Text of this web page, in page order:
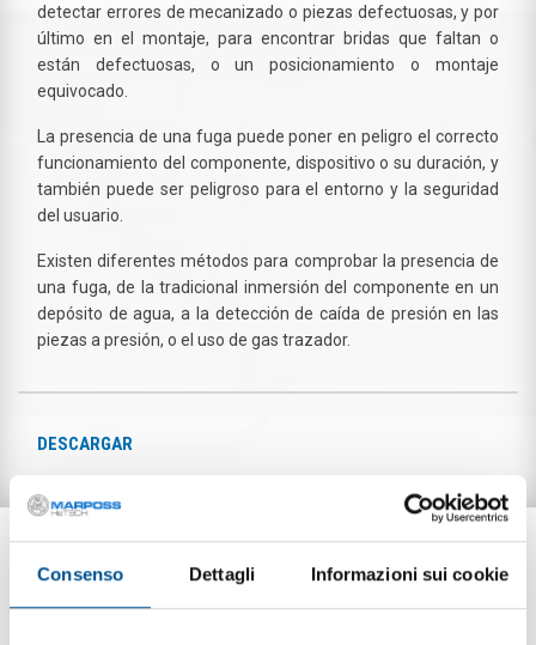
Consenso Dettagli Informazioni sui cookie
detectar errores de mecanizado o piezas defectuosas, y por
último en el montaje, para encontrar bridas que faltan o
están defectuosas, o un posicionamiento o montaje
equivocado.
La presencia de una fuga puede poner en peligro el correcto
funcionamiento del componente, dispositivo o su duración, y
también puede ser peligroso para el entorno y la seguridad
del usuario.
Existen diferentes métodos para comprobar la presencia de
una fuga, de la tradicional inmersión del componente en un
depósito de agua, a la detección de caída de presión en las
piezas a presión, o el uso de gas trazador.
DESCARGAR
APLICACIONES